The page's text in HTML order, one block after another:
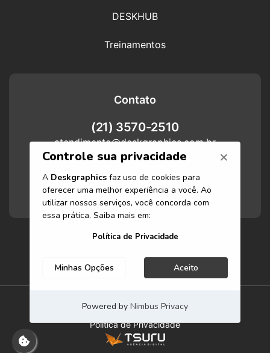
DESKHUB
Treinamentos
Contato
(21) 3570-2510
atendimento@deskgraphics.com.br
Atendimento
Funcionamos de segunda-feira a
sexta-feira das 8h às 17h.
Deskgraphics 2025 Todos os direitos reservados.
Politica de Privacidade